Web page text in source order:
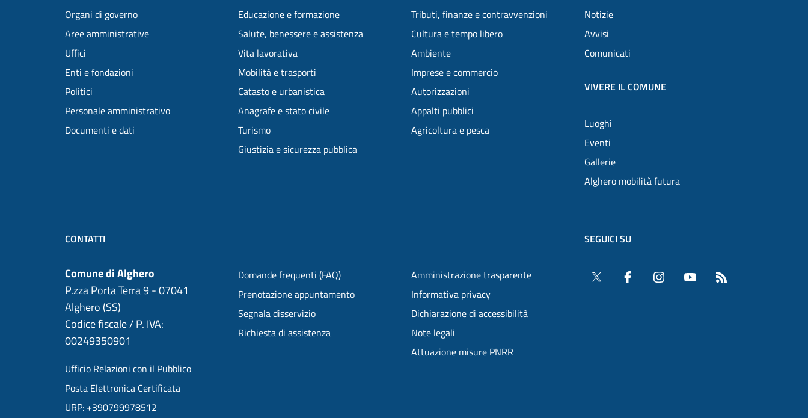
Organi di governo
Aree amministrative
Uffici
Enti e fondazioni
Politici
Personale amministrativo
Documenti e dati
Educazione e formazione
Salute, benessere e assistenza
Vita lavorativa
Mobilità e trasporti
Catasto e urbanistica
Anagrafe e stato civile
Turismo
Giustizia e sicurezza pubblica
Tributi, finanze e contravvenzioni
Cultura e tempo libero
Ambiente
Imprese e commercio
Autorizzazioni
Appalti pubblici
Agricoltura e pesca
Notizie
Avvisi
Comunicati
VIVERE IL COMUNE
Luoghi
Eventi
Gallerie
Alghero mobilità futura
CONTATTI
Comune di Alghero
P.zza Porta Terra 9 - 07041
Alghero (SS)
Codice fiscale / P. IVA:
00249350901
Ufficio Relazioni con il Pubblico
Posta Elettronica Certificata
URP: +390799978512
Domande frequenti (FAQ)
Prenotazione appuntamento
Segnala disservizio
Richiesta di assistenza
Amministrazione trasparente
Informativa privacy
Dichiarazione di accessibilità
Note legali
Attuazione misure PNRR
SEGUICI SU
Twitter Facebook InstagramYouTube